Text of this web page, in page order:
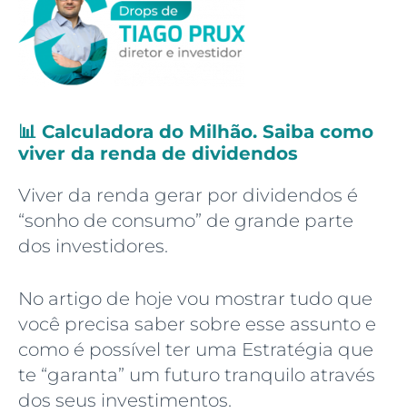
📊 Calculadora do Milhão. Saiba como
viver da renda de dividendos
Viver da renda gerar por dividendos é
“sonho de consumo” de grande parte
dos investidores.
No artigo de hoje vou mostrar tudo que
você precisa saber sobre esse assunto e
como é possível ter uma Estratégia que
te “garanta” um futuro tranquilo através
dos seus investimentos.